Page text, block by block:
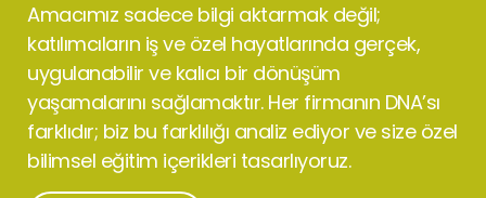
Amacımız sadece bilgi aktarmak değil;
katılımcıların iş ve özel hayatlarında gerçek,
uygulanabilir ve kalıcı bir dönüşüm
yaşamalarını sağlamaktır. Her firmanın DNA’sı
farklıdır; biz bu farklılığı analiz ediyor ve size özel
bilimsel eğitim içerikleri tasarlıyoruz.